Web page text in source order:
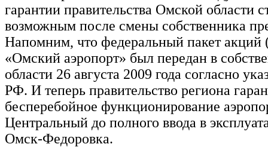
гарантии правительства Омской области
возможным после смены собственника
Напомним, что федеральный пакет
«Омский аэропорт» был передан в
области 26 августа 2009 года согласно
РФ. И теперь правительство региона
бесперебойное функционирование
Центральный до полного ввода в
Омск-Федоровка.